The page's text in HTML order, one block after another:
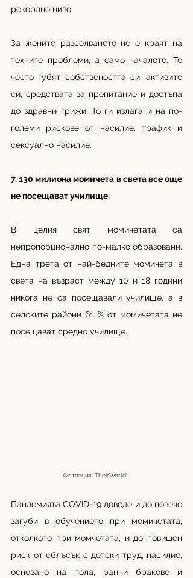
рекордно ниво.
За жените разселването не е краят на
техните проблеми, а само началото. Те
често губят собствеността си, активите
си, средствата за препитание и достъпа
до здравни грижи. То ги излага и на по-
големи рискове от насилие, трафик и
сексуално насилие.
7. 130 милиона момичета в света все още
не посещават училище.
В целия свят момичетата са
непропорционално по-малко образовани.
Една трета от най-бедните момичета в
света на възраст между 10 и 18 години
никога не са посещавали училище, а в
селските райони 61 % от момичетата не
посещават средно училище.
(източник: TheirWorld)
Пандемията COVID-19 доведе и до повече
загуби в обучението при момичетата,
отколкото при момчетата, и до повишен
риск от сблъсък с детски труд, насилие,
основано на пола, ранни бракове и